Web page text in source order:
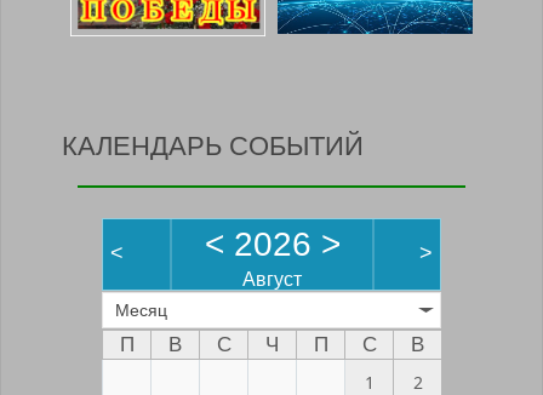
КАЛЕНДАРЬ СОБЫТИЙ
< < 2026 >
Август
>
Месяц
П В С Ч П С
В
1
2